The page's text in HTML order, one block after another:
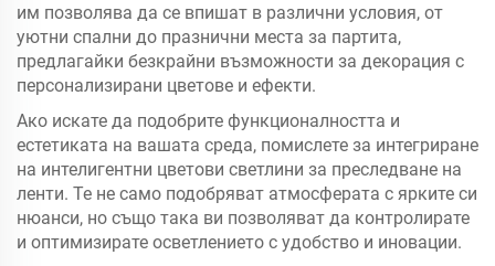
им позволява да се впишат в различни условия, от
уютни спални до празнични места за партита,
предлагайки безкрайни възможности за декорация с
персонализирани цветове и ефекти.
Ако искате да подобрите функционалността и
естетиката на вашата среда, помислете за интегриране
на интелигентни цветови светлини за преследване на
ленти. Те не само подобряват атмосферата с ярките си
нюанси, но също така ви позволяват да контролирате
и оптимизирате осветлението с удобство и иновации.